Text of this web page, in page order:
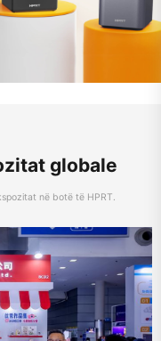
globale
në botë të HPRT.